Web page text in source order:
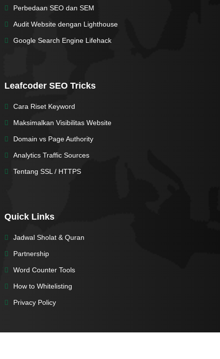
Perbedaan SEO dan SEM
Audit Website dengan Lighthouse
Google Search Engine Lifehack
Leafcoder SEO Tricks
Cara Riset Keyword
Maksimalkan Visibilitas Website
Domain vs Page Authority
Analytics Traffic Sources
Tentang SSL / HTTPS
Quick Links
Jadwal Sholat & Quran
Partnership
Word Counter Tools
How to Whitelisting
Privacy Policy